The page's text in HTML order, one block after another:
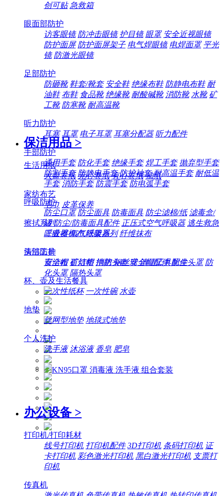
创可贴 急救箱
眼面部防护
访客眼镜 防冲击眼镜 护目镜 眼罩 安全近视眼镜
防护面屏 防护面屏架子 电气焊眼镜 电焊面罩 平光
镜 防激光眼镜
足部防护
防砸靴 鞋套/靴套 安全鞋 绝缘布鞋 防静电布鞋 耐
油鞋 布鞋 食品靴 绝缘靴 耐酸碱靴 消防靴 水靴 矿
工靴 防寒靴 耐高温靴
听力防护
耳塞 耳罩 电子耳罩 耳塞分配器 听力配件
手部防护
通用手套 防化手套 绝缘手套 焊工手套 抛弃型手套
防割手套 防静电手套 防护袖套 耐高温手套 耐低温
手套 消防手套 防震手套 防电弧手套
呼吸防护
防尘口罩 防尘面具 防毒面具 防尘滤棉/纸 滤毒盒/
罐 防尘/防毒面具配件 正压式空气呼吸器 逃生救急
呼吸器 氧气呼吸器
头部防护
安全帽 矿灯帽 消防头盔 安全帽配件 防尘头罩 防
化头罩 隔热头罩
保洁用品 >
生活用纸
大盘卷纸 无心卷纸 有心卷纸 抽纸
家纺布艺
毛巾 皮革保养
擦拭系列
工业擦机布 纸架系列 纤维抹布
清洁工具
百洁布 百洁垫 拖把 钢丝球 清洁工具配件
杯、壶及生活餐具
一次性纸杯 一次性碗 水壶
地垫
丝网型地垫 地毯式地垫
个人洗护
洗手液 沐浴液 香皂 肥皂
办公设备 >
打印机/打印耗材
线号打印机 打印机配件 3D打印机 条码打印机 证
卡打印机 彩色激光打印机 黑白激光打印机 支票打
印机
传真机